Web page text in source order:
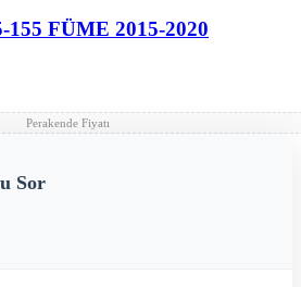
FÜME 2015-2020
Perakende Fiyatı
Sor